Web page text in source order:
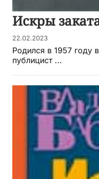
Искры
22.02.2023
Родился в 1957 году
публицист ...